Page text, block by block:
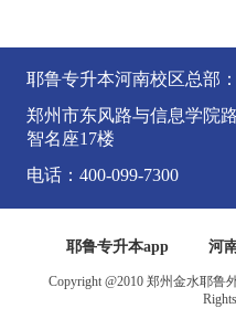
耶鲁专升本河南校区总部：
郑州市东风路与信息学院
智名座17楼
电话：400-099-7300
耶鲁专升本app 河
Copyright @2010 郑州金水耶鲁